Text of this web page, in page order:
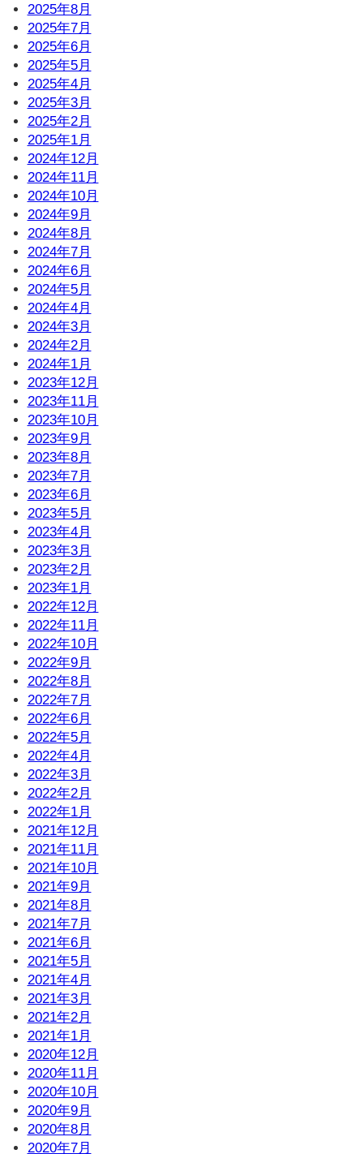
2025年8月
2025年7月
2025年6月
2025年5月
2025年4月
2025年3月
2025年2月
2025年1月
2024年12月
2024年11月
2024年10月
2024年9月
2024年8月
2024年7月
2024年6月
2024年5月
2024年4月
2024年3月
2024年2月
2024年1月
2023年12月
2023年11月
2023年10月
2023年9月
2023年8月
2023年7月
2023年6月
2023年5月
2023年4月
2023年3月
2023年2月
2023年1月
2022年12月
2022年11月
2022年10月
2022年9月
2022年8月
2022年7月
2022年6月
2022年5月
2022年4月
2022年3月
2022年2月
2022年1月
2021年12月
2021年11月
2021年10月
2021年9月
2021年8月
2021年7月
2021年6月
2021年5月
2021年4月
2021年3月
2021年2月
2021年1月
2020年12月
2020年11月
2020年10月
2020年9月
2020年8月
2020年7月